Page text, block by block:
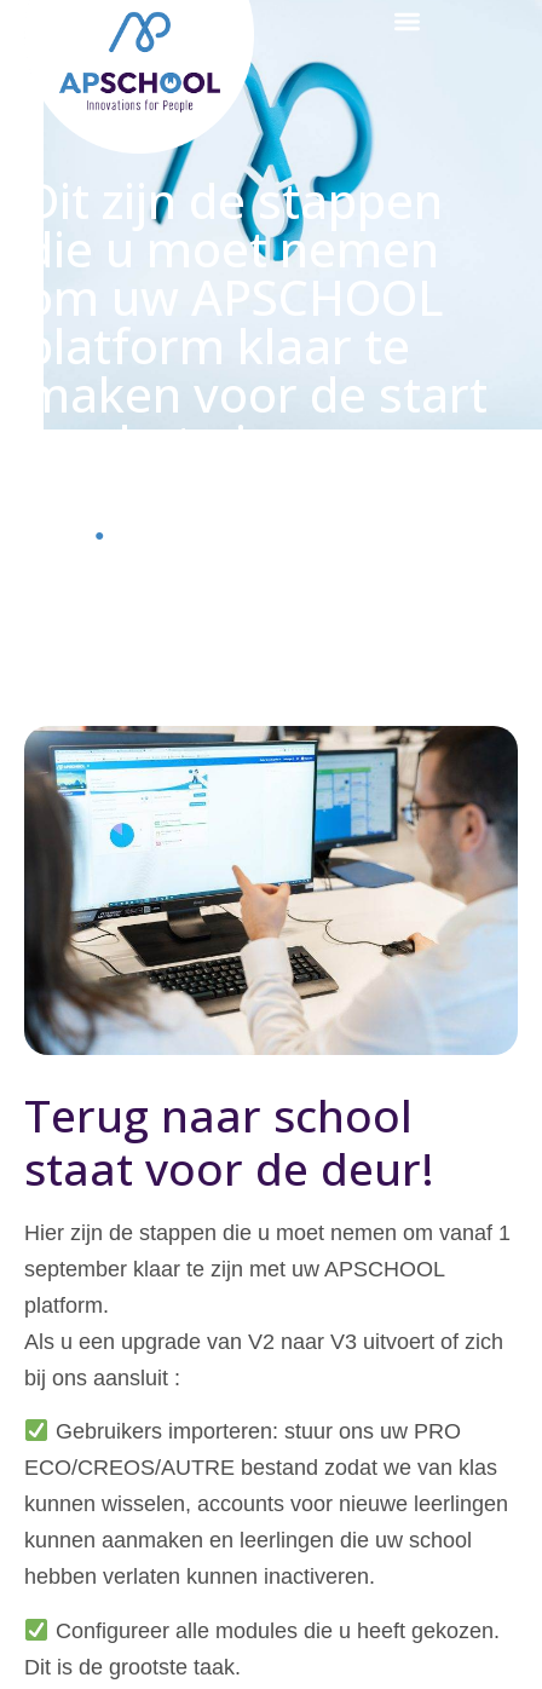
Dit zijn de stappen
die u moet nemen
om uw APSCHOOL
platform klaar te
maken voor de start
van het nieuwe
●
Terug naar school
staat voor de deur!
Hier zijn de stappen die u moet nemen om vanaf 1
september klaar te zijn met uw APSCHOOL
platform.
Als u een upgrade van V2 naar V3 uitvoert of zich
bij ons aansluit :
Gebruikers importeren: stuur ons uw PRO
ECO/CREOS/AUTRE bestand zodat we van klas
kunnen wisselen, accounts voor nieuwe leerlingen
kunnen aanmaken en leerlingen die uw school
hebben verlaten kunnen inactiveren.
Configureer alle modules die u heeft gekozen.
Dit is de grootste taak.